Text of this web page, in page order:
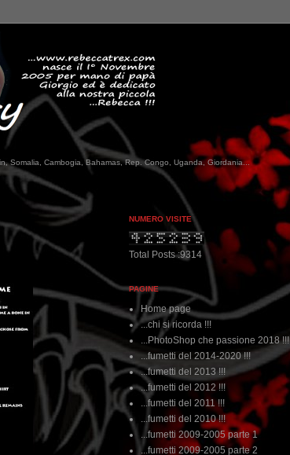
Somalia, Cambogia, Bahamas, Rep. Congo, Uganda, Giordania...
NUMERO VISITE
Total Posts :9314
PAGINE
Home page
...chi si ricorda !!!
...PhotoShop che passione 2018 !!!
...fumetti del 2014-2020 !!!
...fumetti del 2013 !!!
...fumetti del 2012 !!!
...fumetti del 2011 !!!
...fumetti del 2010 !!!
...fumetti 2009-2005 parte 1
...fumetti 2009-2005 parte 2